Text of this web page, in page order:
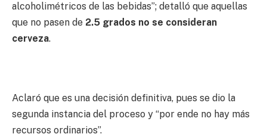
alcoholimétricos de las bebidas”; detalló que aquellas
que no pasen de 2.5 grados no se consideran
cerveza.
Aclaró que es una decisión definitiva, pues se dio la
segunda instancia del proceso y “por ende no hay más
recursos ordinarios”.